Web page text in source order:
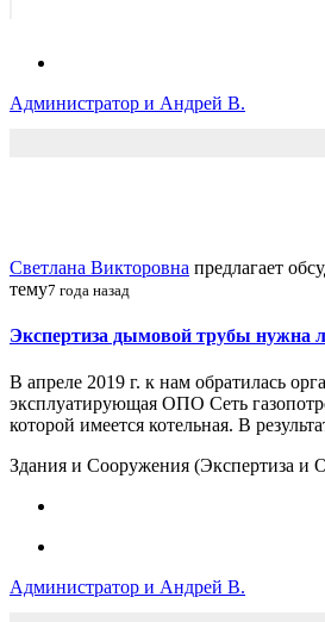
Администратор и Андрей В.
Светлана Викторовна предлагает
тему7 года назад
Экспертиза дымовой трубы нужна
В апреле 2019 г. к нам обратилась
эксплуатирующая ОПО Сеть
которой имеется котельная. В
Здания и Сооружения (Экспертиза и
Администратор и Андрей В.